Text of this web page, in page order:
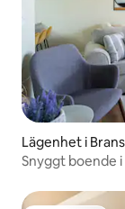
Lägenhet i
Snyggt boende